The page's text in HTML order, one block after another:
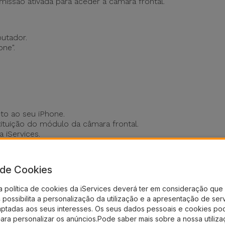
ao seu iPhone.
do módulo da câmara frontal.
iServices.
internos
e componentes internos.
restaurar a funcionalidade da câmara.
iPhone não abre nas
Cookies
política de cookies da iServices deverá ter em consideração que
a personalização da utilização e a apresentação de
aos seus interesses. Os seus dados pessoais e cookies
personalizar os anúncios.Pode saber mais sobre a nossa